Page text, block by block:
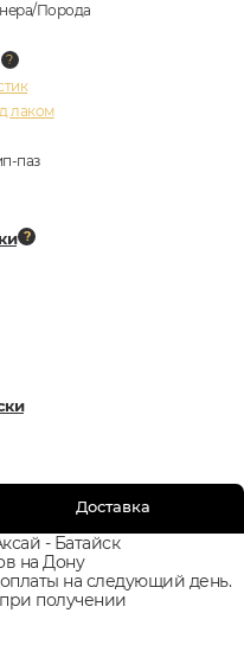
Порода
лаком
паз
Доставка
- Батайск
на Дону
на следующий день.
получении